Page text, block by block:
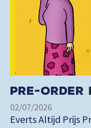
Pre-order
02/07/2026
Everts Altijd Prijs